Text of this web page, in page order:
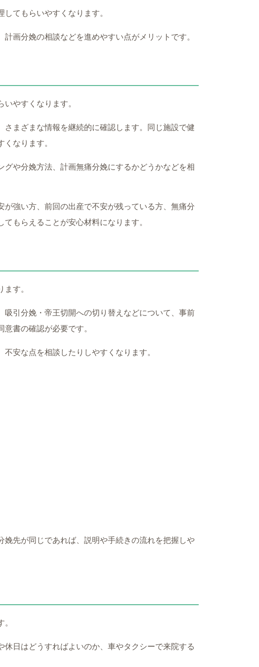
てもらいやすくなります。
画分娩の相談などを進めやすい点がメリットです。
やすくなります。
まざまな情報を継続的に確認します。同じ施設で健
なります。
や分娩方法、計画無痛分娩にするかどうかなどを相
強い方、前回の出産で不安が残っている方、無痛分
もらえることが安心材料になります。
す。
引分娩・帝王切開への切り替えなどについて、事前
書の確認が必要です。
安な点を相談したりしやすくなります。
先が同じであれば、説明や手続きの流れを把握しや
日はどうすればよいのか、車やタクシーで来院する